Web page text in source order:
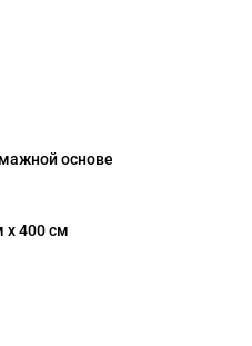
основе
x 400 см